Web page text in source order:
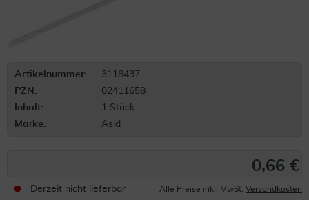
Artikelnummer:
3118437
PZN:
02411658
Inhalt:
1 Stück
Marke:
Asid
0,66 €
Derzeit nicht lieferbar Alle Preise inkl. MwSt. Versandkosten